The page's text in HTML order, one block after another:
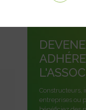
Constructeurs,
entreprises ou